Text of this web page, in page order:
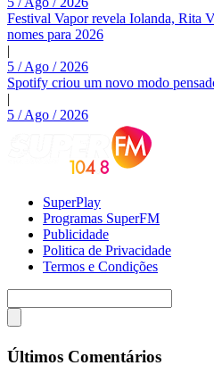
Festival Vapor revela Iolanda, Rita
nomes para 2026
|
5 / Ago / 2026
Spotify criou um novo modo
|
5 / Ago / 2026
SuperPlay
Programas SuperFM
Publicidade
Politica de Privacidade
Termos e Condições
Últimos Comentários